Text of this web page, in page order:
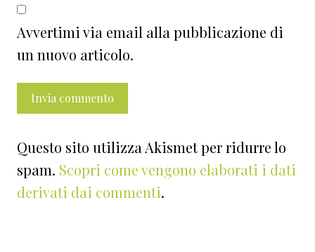
Avvertimi via email alla pubblicazione di
un nuovo articolo.
Questo sito utilizza Akismet per ridurre lo
spam. Scopri come vengono elaborati i dati
derivati dai commenti.